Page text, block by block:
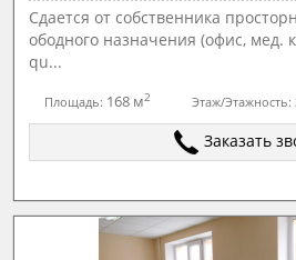
Сдается от собственника
ободного назначения (офис, мед.
qu...
Площадь: 168 м2 Этаж/Этажность:
Заказать